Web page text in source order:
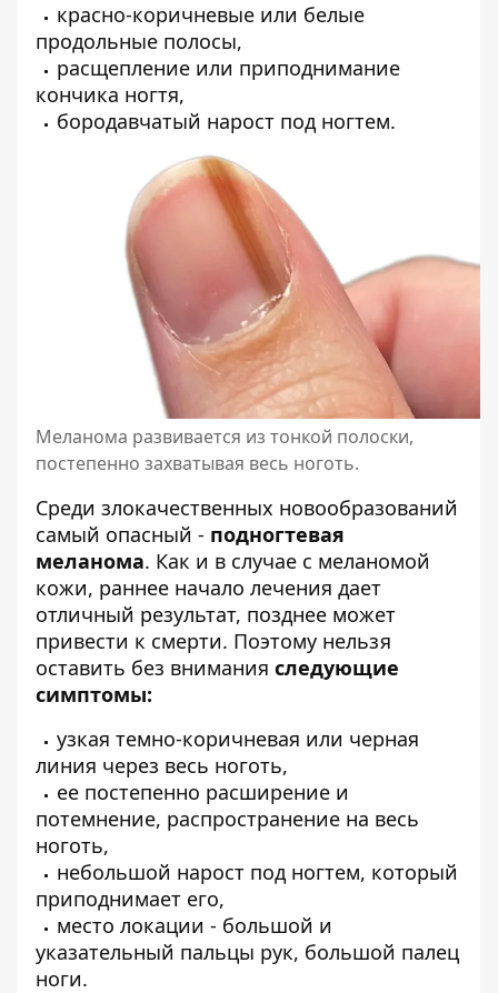
красно-коричневые или белые
продольные полосы,
расщепление или приподнимание
кончика ногтя,
бородавчатый нарост под ногтем.
Меланома развивается из тонкой полоски,
постепенно захватывая весь ноготь.
Среди злокачественных новообразований
самый опасный - подногтевая
меланома. Как и в случае с меланомой
кожи, раннее начало лечения дает
отличный результат, позднее может
привести к смерти. Поэтому нельзя
оставить без внимания следующие
симптомы:
узкая темно-коричневая или черная
линия через весь ноготь,
ее постепенно расширение и
потемнение, распространение на весь
ноготь,
небольшой нарост под ногтем, который
приподнимает его,
место локации - большой и
указательный пальцы рук, большой палец
ноги.